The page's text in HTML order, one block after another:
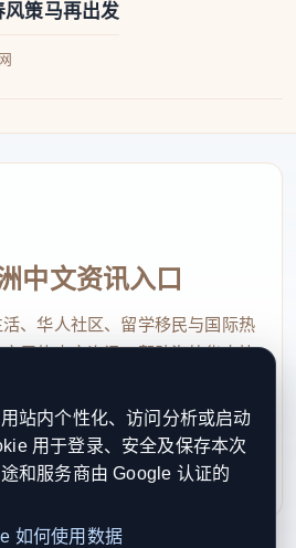
策马再出发
中文资讯入口
、华人社区、留学移民与国际热
用的中文资讯，帮助海外华人快
工作日优先处理站务、投稿与权
站内个性化、访问分析或启动
用于登录、安全及保存本次
和服务商由 Google 认证的
如何使用数据